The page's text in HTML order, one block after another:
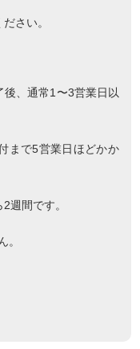
さい。
後、通常1〜3営業日以
まで5営業日ほどかか
週間です。
。